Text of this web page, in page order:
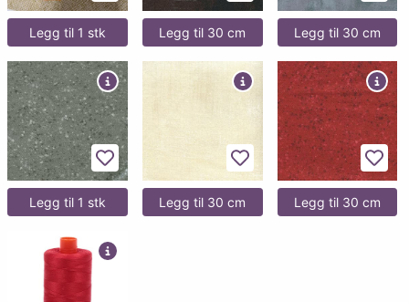
Legg til 1 stk Legg til 30 cm Legg til 30 cm
Legg til favoritter
Legg til 1 stk
Legg til favoritter
Legg til 30 cm Legg til 30 cm